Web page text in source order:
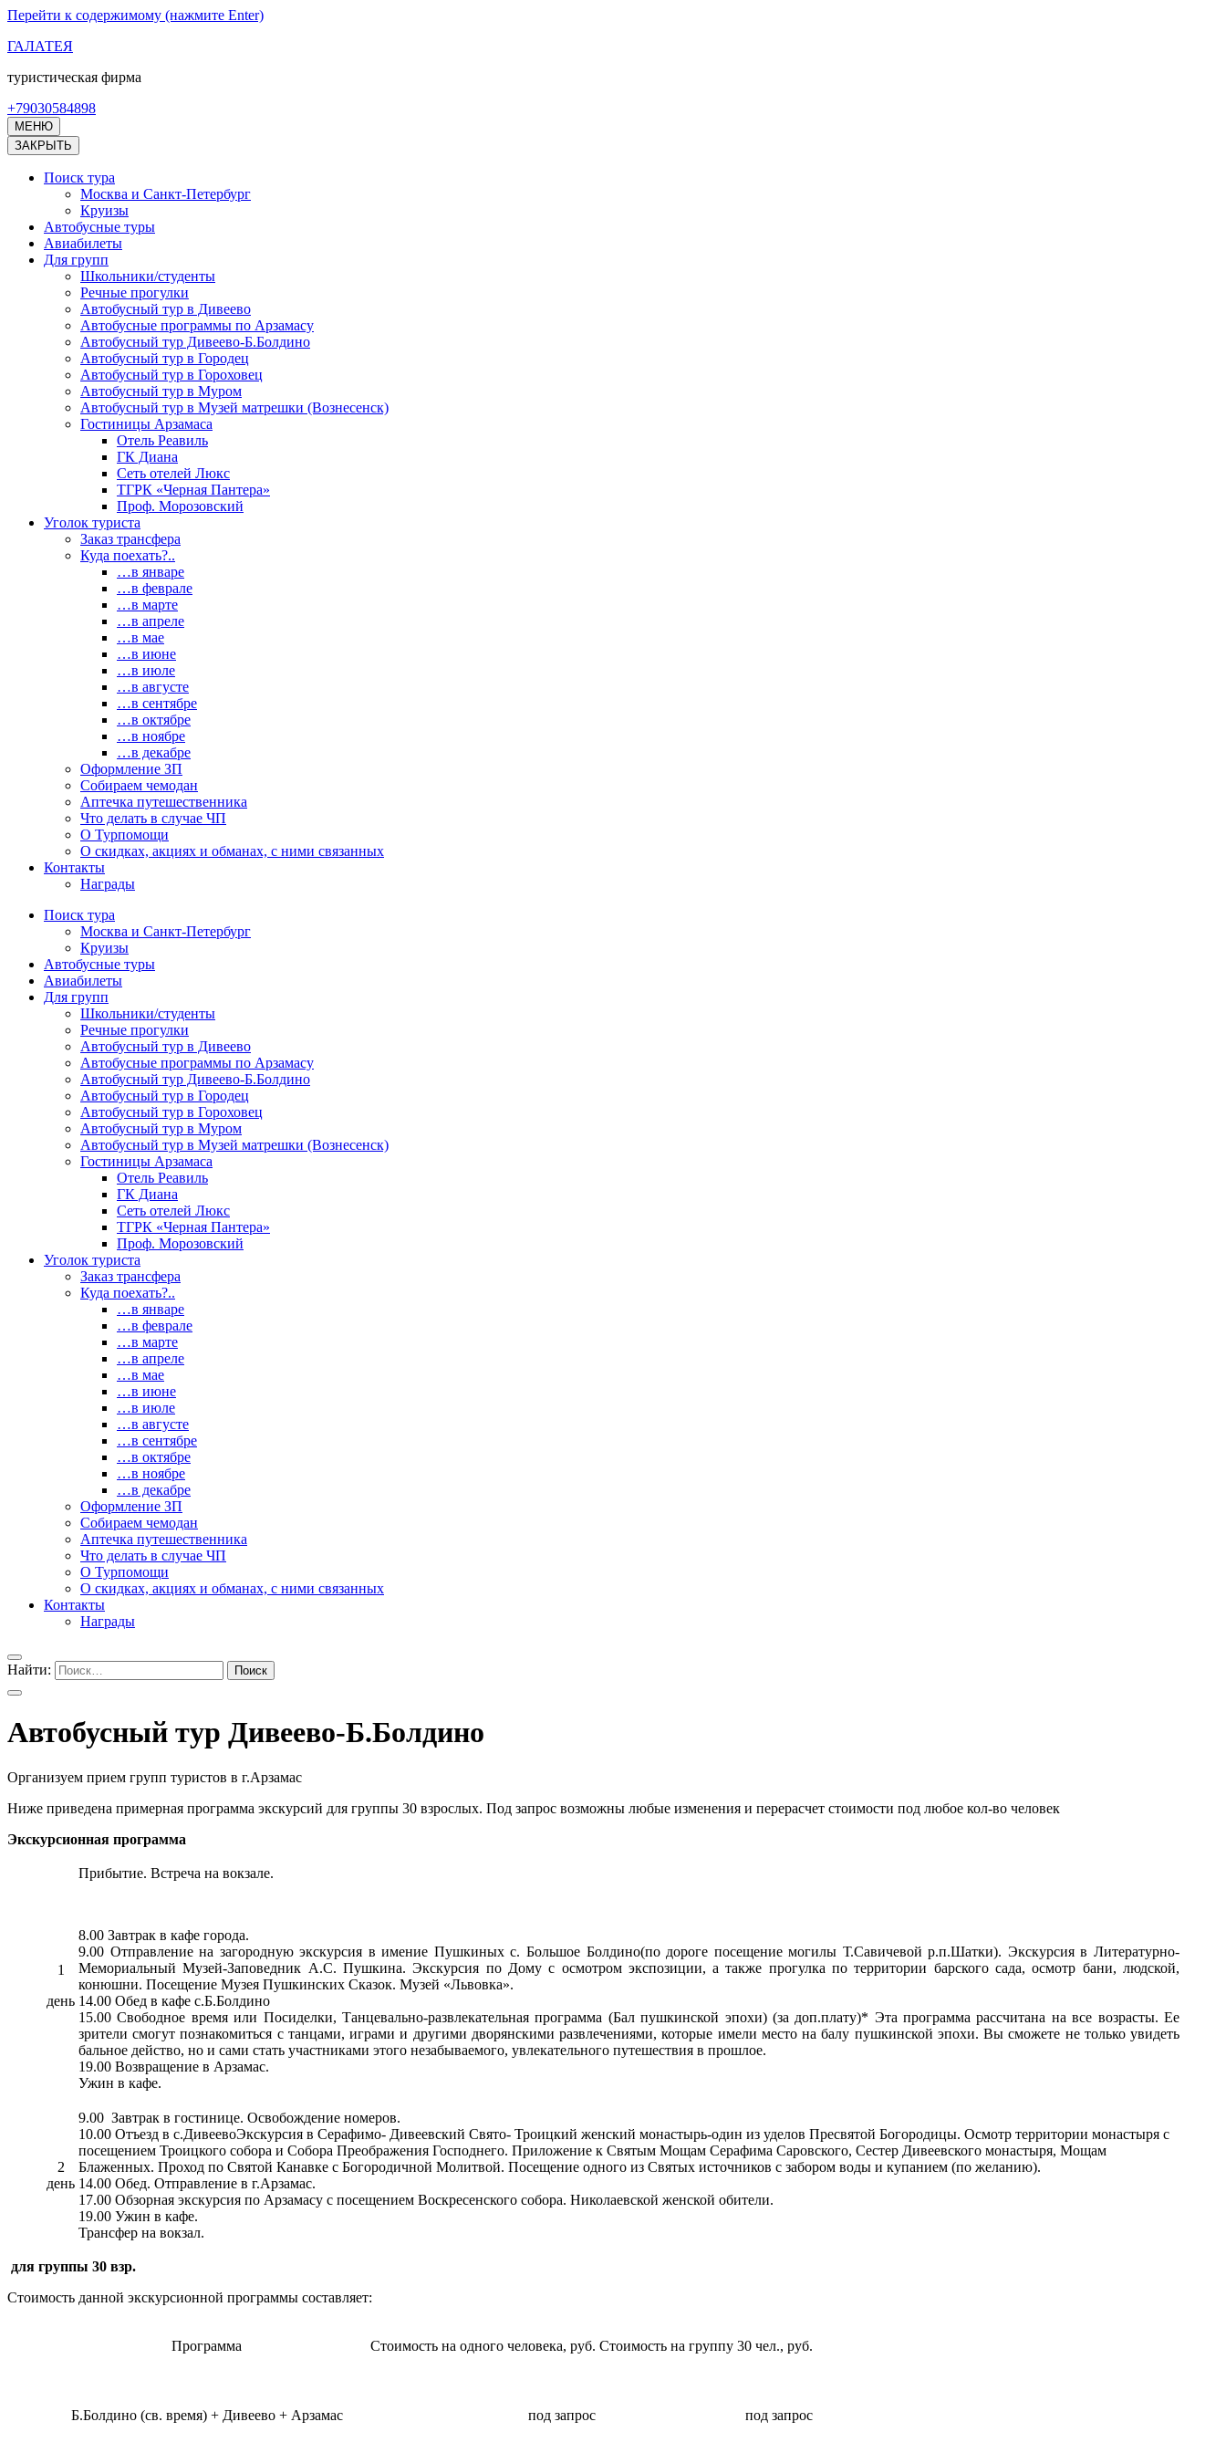
Перейти к содержимому (нажмите Enter)
ГАЛАТЕЯ
туристическая фирма
+79030584898
МЕНЮ
ЗАКРЫТЬ
Поиск тура
Москва и Санкт-Петербург
Круизы
Автобусные туры
Авиабилеты
Для групп
Школьники/студенты
Речные прогулки
Автобусный тур в Дивеево
Автобусные программы по Арзамасу
Автобусный тур Дивеево-Б.Болдино
Автобусный тур в Городец
Автобусный тур в Гороховец
Автобусный тур в Муром
Автобусный тур в Музей матрешки (Вознесенск)
Гостиницы Арзамаса
Отель Реавиль
ГК Диана
Сеть отелей Люкс
ТГРК «Черная Пантера»
Проф. Морозовский
Уголок туриста
Заказ трансфера
Куда поехать?..
…в январе
…в феврале
…в марте
…в апреле
…в мае
…в июне
…в июле
…в августе
…в сентябре
…в октябре
…в ноябре
…в декабре
Оформление ЗП
Собираем чемодан
Аптечка путешественника
Что делать в случае ЧП
О Турпомощи
О скидках, акциях и обманах, с ними связанных
Контакты
Награды
Поиск тура
Москва и Санкт-Петербург
Круизы
Автобусные туры
Авиабилеты
Для групп
Школьники/студенты
Речные прогулки
Автобусный тур в Дивеево
Автобусные программы по Арзамасу
Автобусный тур Дивеево-Б.Болдино
Автобусный тур в Городец
Автобусный тур в Гороховец
Автобусный тур в Муром
Автобусный тур в Музей матрешки (Вознесенск)
Гостиницы Арзамаса
Отель Реавиль
ГК Диана
Сеть отелей Люкс
ТГРК «Черная Пантера»
Проф. Морозовский
Уголок туриста
Заказ трансфера
Куда поехать?..
…в январе
…в феврале
…в марте
…в апреле
…в мае
…в июне
…в июле
…в августе
…в сентябре
…в октябре
…в ноябре
…в декабре
Оформление ЗП
Собираем чемодан
Аптечка путешественника
Что делать в случае ЧП
О Турпомощи
О скидках, акциях и обманах, с ними связанных
Контакты
Награды
Найти:
Автобусный тур Дивеево-Б.Болдино
Организуем прием групп туристов в г.Арзамас
Ниже приведена примерная программа экскурсий для группы 30 взрослых. Под запрос возможны любые изменения и перерасчет стоимости под любое кол-во человек
Экскурсионная программа
1
день
Прибытие. Встреча на вокзале.
8.00 Завтрак в кафе города.
9.00 Отправление на загородную экскурсия в имение Пушкиных с. Большое Болдино(по дороге посещение могилы Т.Савичевой р.п.Шатки). Экскурсия в Литературно-
Мемориальный Музей-Заповедник А.С. Пушкина. Экскурсия по Дому с осмотром экспозиции, а также прогулка по территории барского сада, осмотр бани, людской,
конюшни. Посещение Музея Пушкинских Сказок. Музей «Львовка».
14.00 Обед в кафе с.Б.Болдино
15.00 Свободное время или Посиделки, Танцевально-развлекательная программа (Бал пушкинской эпохи) (за доп.плату)* Эта программа рассчитана на все возрасты. Ее
зрители смогут познакомиться с танцами, играми и другими дворянскими развлечениями, которые имели место на балу пушкинской эпохи. Вы сможете не только увидеть
бальное действо, но и сами стать участниками этого незабываемого, увлекательного путешествия в прошлое.
19.00 Возвращение в Арзамас.
Ужин в кафе.
2
день
9.00 Завтрак в гостинице. Освобождение номеров.
10.00 Отъезд в с.ДивеевоЭкскурсия в Серафимо- Дивеевский Свято- Троицкий женский монастырь-один из уделов Пресвятой Богородицы. Осмотр территории монастыря с
посещением Троицкого собора и Собора Преображения Господнего. Приложение к Святым Мощам Серафима Саровского, Сестер Дивеевского монастыря, Мощам
Блаженных. Проход по Святой Канавке с Богородичной Молитвой. Посещение одного из Святых источников с забором воды и купанием (по желанию).
14.00 Обед. Отправление в г.Арзамас.
17.00 Обзорная экскурсия по Арзамасу с посещением Воскресенского собора. Николаевской женской обители.
19.00 Ужин в кафе.
Трансфер на вокзал.
для группы 30 взр.
Стоимость данной экскурсионной программы составляет:
Программа Стоимость на одного человека, руб. Стоимость на группу 30 чел., руб.
Б.Болдино (св. время) + Дивеево + Арзамас под запрос под запрос